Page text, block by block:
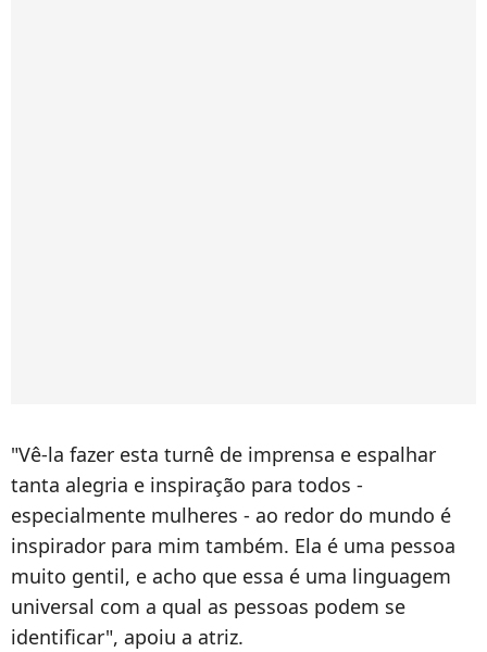
"Vê-la fazer esta turnê de imprensa e espalhar
tanta alegria e inspiração para todos -
especialmente mulheres - ao redor do mundo é
inspirador para mim também. Ela é uma pessoa
muito gentil, e acho que essa é uma linguagem
universal com a qual as pessoas podem se
identificar", apoiu a atriz.